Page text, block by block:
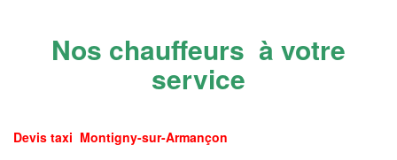
Nos chauffeurs à votre
service
Devis taxi Montigny-sur-Armançon